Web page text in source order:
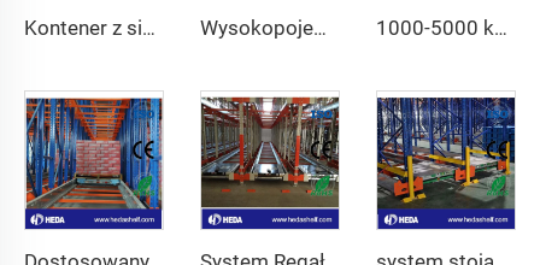
Kontener z siatki stalowej nierdzewnej Wysokopojemne Regały Przemysłowe do Sprzedaży 1000-5000 kg Wysokopojemne Regały Paletowe Regulowane